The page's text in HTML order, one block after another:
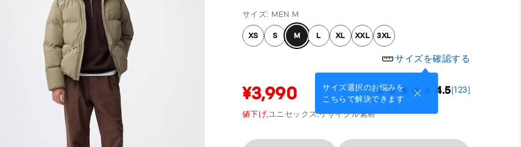
サイズ: MEN M
XS S M L XL XXL 3XL
サイズを確認する
サイズ選択のお悩みを
こちらで解決できます
¥3,990 4.5(123)
値下げ,ユニセックス,リサイクル素材